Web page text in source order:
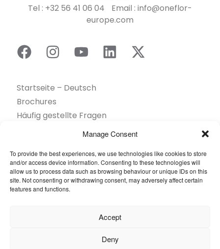
Manage Consent
To provide the best experiences, we use technologies like cookies to store
and/or access device information. Consenting to these technologies will
allow us to process data such as browsing behaviour or unique IDs on this
site. Not consenting or withdrawing consent, may adversely affect certain
features and functions.
Accept
Deny
Tel : +32 56 41 06 04 Email : info@oneflor-
europe.com
Startseite – Deutsch
Brochures
Häufig gestellte Fragen
Kontakt
Nachhaltigkeit
Unsere Projekte